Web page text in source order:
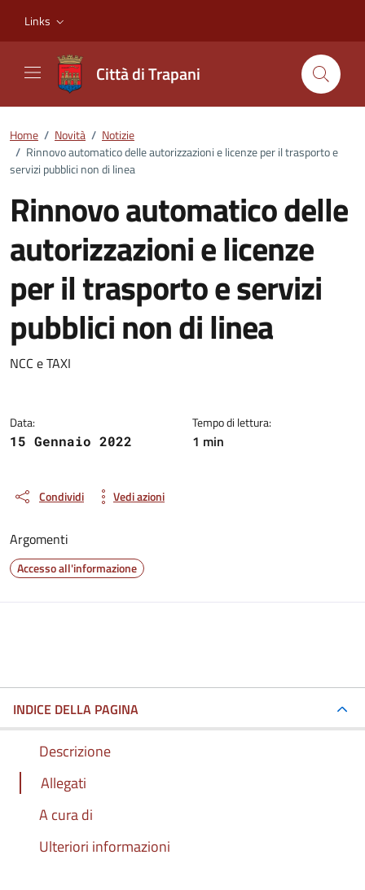
Links
Città di Trapani
Home / Novità / Notizie
/ Rinnovo automatico delle autorizzazioni e licenze per il trasporto e
servizi pubblici non di linea
Rinnovo automatico delle
autorizzazioni e licenze
per il trasporto e servizi
pubblici non di linea
Dettagli della notizia
NCC e TAXI
Data:
15 Gennaio 2022
Tempo di lettura:
1 min
Condividi Vedi azioni
Argomenti
Accesso all'informazione
INDICE DELLA PAGINA
Descrizione
Allegati
A cura di
Ulteriori informazioni